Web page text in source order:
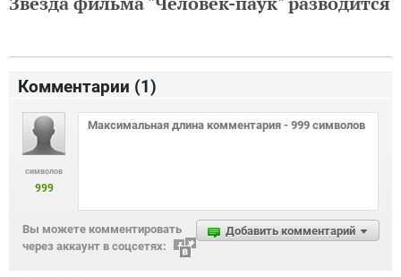
Комментарии (1)
символов
999
Добавить комментарий
Вы можете комментировать
через аккаунт в соцсетях: